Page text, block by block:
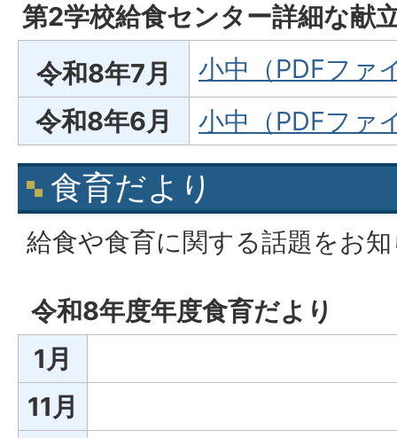
第2学校給食センター詳細な献
令和8年7月
小中（PDFファ
令和8年6月
小中（PDFファ
食育だより
給食や食育に関する話題をお
令和8年度年度食育だより
1月
11月